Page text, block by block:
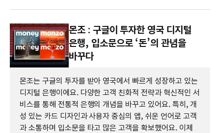
몬조 : 구글이 투자한 영국 디지털
은행, 입소문으로 ‘돈’의 관념을
바꾸다
몬조는 구글의 투자를 받아 영국에서 빠르게 성장하고 있는
디지털 은행이에요. 다양한 고객 친화적 전략과 혁신적인 서
비스를 통해 전통적 은행의 개념을 바꾸고 있어요. 특히, 개
성 있는 카드 디자인과 사용자 중심의 앱, 쉬운 언어로 고객
과 소통하며 입소문을 타고 많은 고객을 확보했어요. 이제